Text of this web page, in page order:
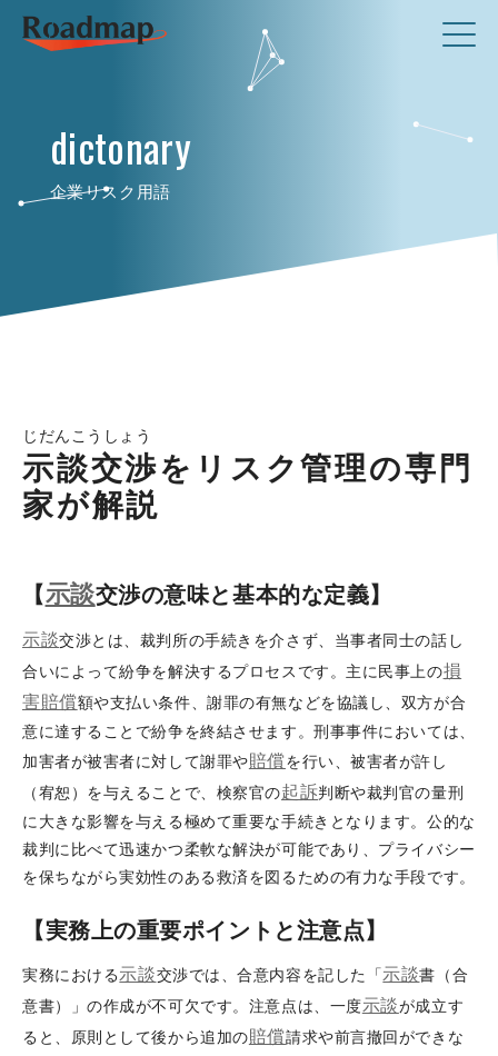
dictonary
企業リスク用語
じだんこうしょう
示談交渉をリスク管理の専門
家が解説
【示談交渉の意味と基本的な定義】
示談交渉とは、裁判所の手続きを介さず、当事者同士の話し
合いによって紛争を解決するプロセスです。主に民事上の損
害賠償額や支払い条件、謝罪の有無などを協議し、双方が合
意に達することで紛争を終結させます。刑事事件においては、
加害者が被害者に対して謝罪や賠償を行い、被害者が許し
（宥恕）を与えることで、検察官の起訴判断や裁判官の量刑
に大きな影響を与える極めて重要な手続きとなります。公的な
裁判に比べて迅速かつ柔軟な解決が可能であり、プライバシー
を保ちながら実効性のある救済を図るための有力な手段です。
【実務上の重要ポイントと注意点】
実務における示談交渉では、合意内容を記した「示談書（合
意書）」の作成が不可欠です。注意点は、一度示談が成立す
ると、原則として後から追加の賠償請求や前言撤回ができな